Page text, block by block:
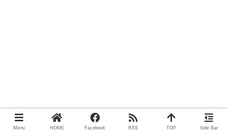
Menu HOME Facebook RSS TOP Side Bar